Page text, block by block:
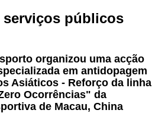
públicos
organizou uma acção
em antidopagem
Asiáticos - Reforço da linha
Ocorrências" da
de Macau, China